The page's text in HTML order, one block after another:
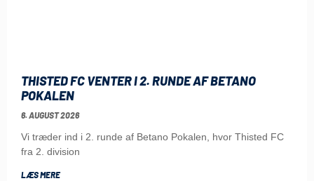
THISTED FC VENTER I 2. RUNDE AF BETANO
POKALEN
6. AUGUST 2026
Vi træder ind i 2. runde af Betano Pokalen, hvor Thisted FC
fra 2. division
LÆS MERE